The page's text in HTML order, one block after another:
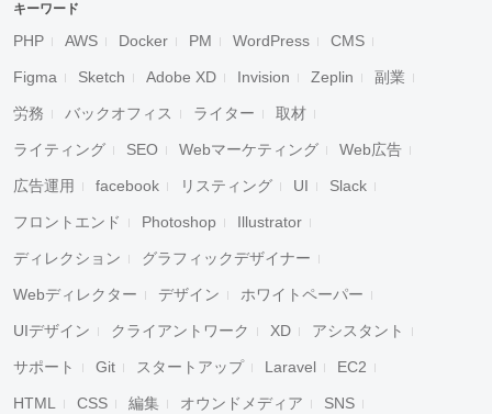
キーワード
PHP AWS Docker PM WordPress CMS
Figma Sketch Adobe XD Invision Zeplin 副業
労務 バックオフィス ライター 取材
ライティング SEO Webマーケティング Web広告
広告運用 facebook リスティング UI Slack
フロントエンド Photoshop Illustrator
ディレクション グラフィックデザイナー
Webディレクター デザイン ホワイトペーパー
UIデザイン クライアントワーク XD アシスタント
サポート Git スタートアップ Laravel EC2
HTML CSS 編集 オウンドメディア SNS